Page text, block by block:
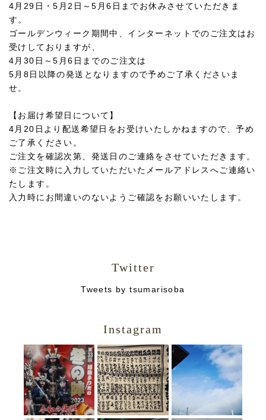
4月29日・5月2日～5月6日までお休みさせていただきま
す。
ゴールデンウィーク期間中、インターネットでのご注文はお
受けしておりますが、
4月30日～5月6日までのご注文は
5月8日以降の発送となりますので予めご了承くださいま
せ。
【お届け希望日について】
4月20日より配送希望日をお受けいたしかねますので、予め
ご了承ください。
ご注文を確認次第、発送日のご連絡をさせていただきます。
※ご注文時に入力していただいたメールアドレスへご連絡い
たします。
入力時にお間違いのないようご確認をお願いいたします。
Twitter
Tweets by tsumarisoba
Instagram